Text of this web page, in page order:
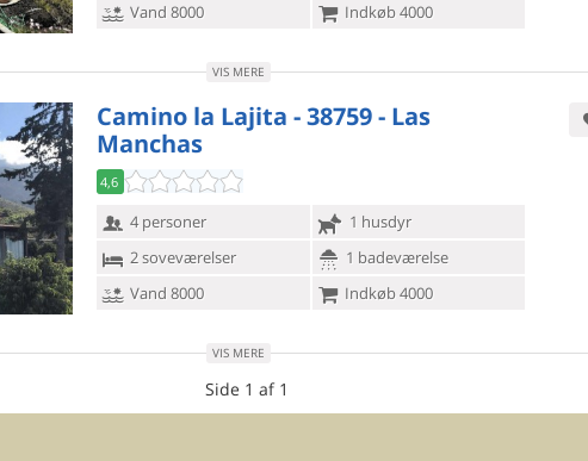
Vand 8000
Indkøb 4000
VIS MERE
Camino la Lajita - 38759 - Las
Manchas
4,6
4 personer
1 husdyr
2 soveværelser
1 badeværelse
Vand 8000
Indkøb 4000
VIS MERE
Side 1 af 1